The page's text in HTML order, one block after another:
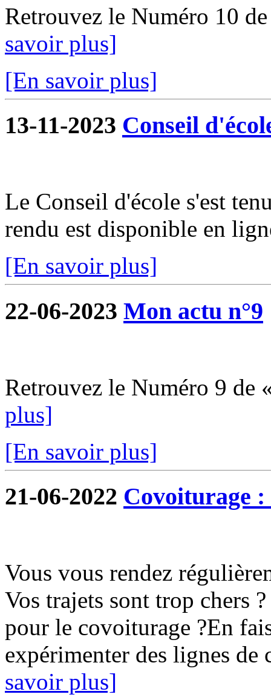
Retrouvez le Numéro 10
savoir plus]
[En savoir plus]
13-11-2023 Conseil
Le Conseil d'école s'est
rendu est disponible en
[En savoir plus]
22-06-2023 Mon actu n°9
Retrouvez le Numéro 9 de
plus]
[En savoir plus]
21-06-2022 Covoiturage
Vous vous rendez
Vos trajets sont trop chers
pour le covoiturage ?En
expérimenter des lignes
savoir plus]